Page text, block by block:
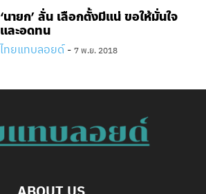
‘นายก’ ลั่น เลือกตั้งมีแน่ ขอให้มั่นใจ
และอดทน
ไทยแทบลอยด์ - 7 พ.ย. 2018